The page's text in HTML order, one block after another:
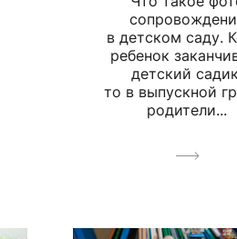
в детском саду.
ребенок
детский
то в выпускной
родители...